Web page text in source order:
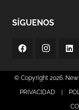
SÍGUENOS
© Copyright
PRIVACIDAD